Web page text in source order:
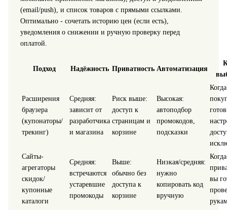
(email/push), и список товаров с прямыми ссылками.
Оптимально - сочетать историю цен (если есть),
уведомления о снижении и ручную проверку перед
оплатой.
Подход Надёжность Приватность Автоматизация
Расширения
браузера
(купонаторы/
трекинг)
Средняя:
зависит от
разработчика
и магазина
Риск выше:
доступ к
страницам и
корзине
Высокая:
автоподбор
промокодов,
подсказки
Сайты-
агрегаторы
скидок/
купонные
каталоги
Средняя:
встречаются
устаревшие
промокоды
Выше:
обычно без
доступа к
корзине
Низкая/средняя:
нужно
копировать код
вручную
вы